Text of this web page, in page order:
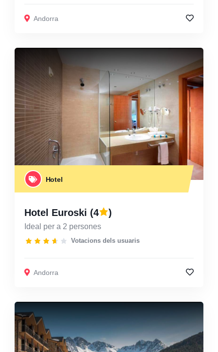
Andorra
Hotel
Hotel Euroski (4 )
Ideal per a 2 persones
Votacions dels usuaris
Andorra